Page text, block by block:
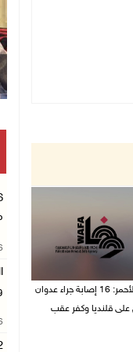
الهلال الأحمر: 16 إصابة جراء عدوان
على قلنديا وكفر عقب